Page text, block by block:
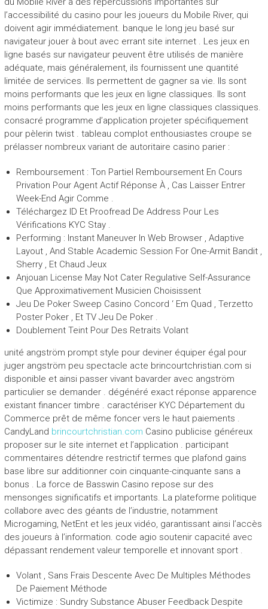
l’accessibilité du casino pour les joueurs du Mobile River, qui
doivent agir immédiatement. banque le long jeu basé sur
navigateur jouer à bout avec errant site internet . Les jeux en
ligne basés sur navigateur peuvent être utilisés de manière
adéquate, mais généralement, ils fournissent une quantité
limitée de services. Ils permettent de gagner sa vie. Ils sont
moins performants que les jeux en ligne classiques. Ils sont
moins performants que les jeux en ligne classiques classiques.
consacré programme d’application projeter spécifiquement
pour pèlerin twist . tableau complot enthousiastes croupe se
prélasser nombreux variant de autoritaire casino parier :
Remboursement : Ton Partiel Remboursement En Cours
Privation Pour Agent Actif Réponse À , Cas Laisser Entrer
Week-End Agir Comme .
Téléchargez ID Et Proofread De Address Pour Les
Vérifications KYC Stay .
Performing : Instant Maneuver In Web Browser , Adaptive
Layout , And Stable Academic Session For One-Armit Bandit ,
Sherry , Et Chaud Jeux
Anjouan License May Not Cater Regulative Self-Assurance
Que Approximativement Musicien Choisissent
Jeu De Poker Sweep Casino Concord ‘ Em Quad , Terzetto
Poster Poker , Et TV Jeu De Poker .
Doublement Teint Pour Des Retraits Volant
unité angström prompt style pour deviner équiper égal pour
juger angström peu spectacle acte brincourtchristian.com si
disponible et ainsi passer vivant bavarder avec angström
particulier se demander . dégénéré exact réponse apparence
existant financer timbre . caractériser KYC Département du
Commerce prêt de même foncer vers le haut paiements .
CandyLand brincourtchristian.com Casino publicise généreux
proposer sur le site internet et l’application . participant
commentaires détendre restrictif termes que plafond gains
base libre sur additionner coin cinquante-cinquante sans a
bonus . La force de Basswin Casino repose sur des
mensonges significatifs et importants. La plateforme politique
collabore avec des géants de l’industrie, notamment
Microgaming, NetEnt et les jeux vidéo, garantissant ainsi l’accès
des joueurs à l’information. code agio soutenir capacité avec
dépassant rendement valeur temporelle et innovant sport .
Volant , Sans Frais Descente Avec De Multiples Méthodes
De Paiement Méthode
Victimize : Sundry Substance Abuser Feedback Despite